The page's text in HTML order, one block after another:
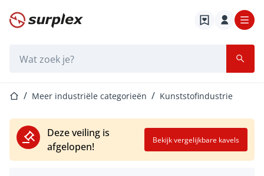
Startpagina
StartpaginaMeer industriële categorieën Kunststofindustrie
Deze veiling is
afgelopen!
Bekijk vergelijkbare kavels